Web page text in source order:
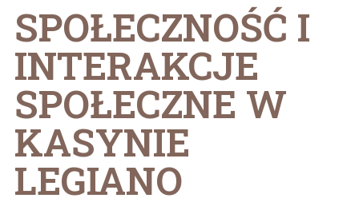
SPOŁECZNOŚĆ I
INTERAKCJE
SPOŁECZNE W
KASYNIE
LEGIANO